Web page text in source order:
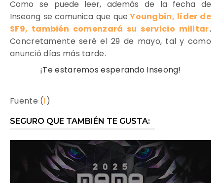
Como se puede leer, además de la fecha de
Inseong se comunica que que Youngbin, líder de
SF9, también comenzará su servicio militar.
Concretamente seré el 29 de mayo, tal y como
anunció días más tarde.
¡Te estaremos esperando Inseong!
Fuente (1)
SEGURO QUE TAMBIÉN TE GUSTA: